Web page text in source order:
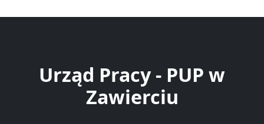
Urząd Pracy - PUP w
Zawierciu